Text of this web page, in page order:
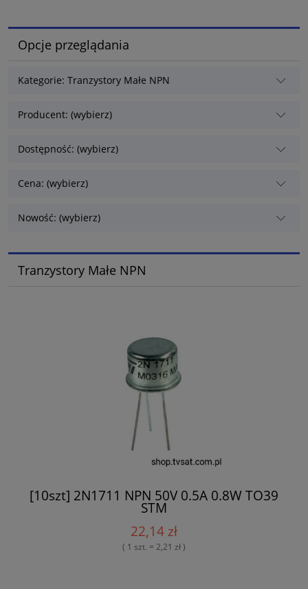
Opcje przeglądania
Kategorie: Tranzystory Małe NPN
Producent: (wybierz)
Dostępność: (wybierz)
Cena: (wybierz)
Nowość: (wybierz)
Tranzystory Małe NPN
[10szt] 2N1711 NPN 50V 0.5A 0.8W TO39
STM
22,14 zł
( 1 szt. = 2,21 zł )